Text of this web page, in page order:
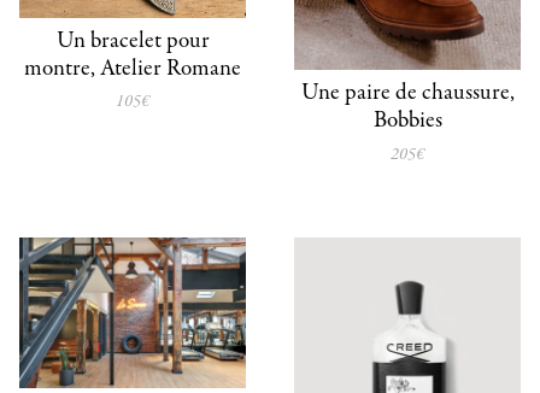
Un bracelet pour
montre, Atelier Romane
105€
Une paire de chaussure,
Bobbies
205€